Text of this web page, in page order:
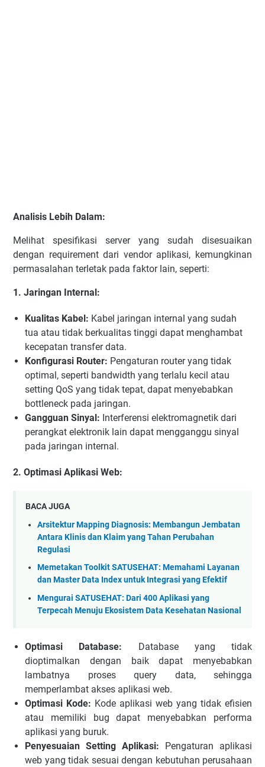
Analisis Lebih Dalam:
Melihat spesifikasi server yang sudah disesuaikan
dengan requirement dari vendor aplikasi, kemungkinan
permasalahan terletak pada faktor lain, seperti:
1. Jaringan Internal:
Kualitas Kabel: Kabel jaringan internal yang sudah
tua atau tidak berkualitas tinggi dapat menghambat
kecepatan transfer data.
Konfigurasi Router: Pengaturan router yang tidak
optimal, seperti bandwidth yang terlalu kecil atau
setting QoS yang tidak tepat, dapat menyebabkan
bottleneck pada jaringan.
Gangguan Sinyal: Interferensi elektromagnetik dari
perangkat elektronik lain dapat mengganggu sinyal
pada jaringan internal.
2. Optimasi Aplikasi Web:
BACA JUGA
Arsitektur Mapping Diagnosis: Membangun Jembatan
Antara Klinis dan Klaim yang Tahan Perubahan
Regulasi
Memetakan Toolkit SATUSEHAT: Memahami Layanan
dan Master Data Index untuk Integrasi yang Efektif
Mengurai SATUSEHAT: Dari 400 Aplikasi yang
Terpecah Menuju Ekosistem Data Kesehatan Nasional
Optimasi Database: Database yang tidak
dioptimalkan dengan baik dapat menyebabkan
lambatnya proses query data, sehingga
memperlambat akses aplikasi web.
Optimasi Kode: Kode aplikasi web yang tidak efisien
atau memiliki bug dapat menyebabkan performa
aplikasi yang buruk.
Penyesuaian Setting Aplikasi: Pengaturan aplikasi
web yang tidak sesuai dengan kebutuhan perusahaan